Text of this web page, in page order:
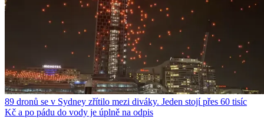
89 dronů se v Sydney zřítilo mezi diváky. Jeden stojí přes 60 tisíc
Kč a po pádu do vody je úplně na odpis